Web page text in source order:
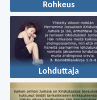
Rohkeus
Lohduttaja